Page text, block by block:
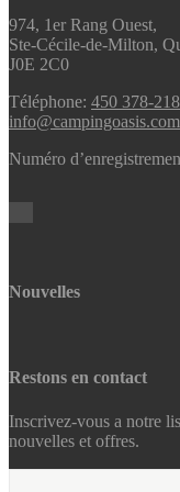
974, 1er Rang Ouest,
Ste-Cécile-de-Milton,
J0E 2C0
Téléphone: 450 378-
info@campingoasis.com
Numéro
Nouvelles
Restons en contact
Inscrivez-vous a notre
nouvelles et offres.